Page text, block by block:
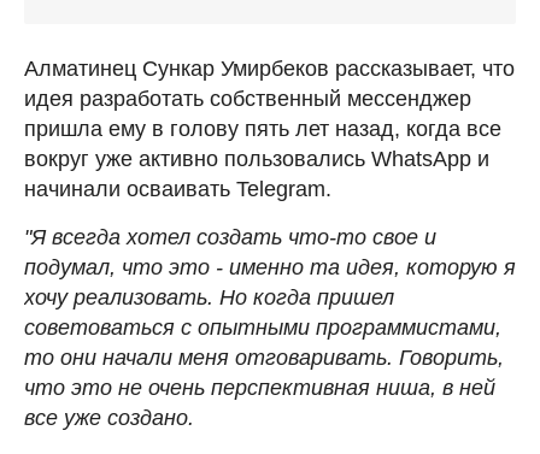
Алматинец Сункар Умирбеков рассказывает, что
идея разработать собственный мессенджер
пришла ему в голову пять лет назад, когда все
вокруг уже активно пользовались WhatsApp и
начинали осваивать Telegram.
"Я всегда хотел создать что-то свое и
подумал, что это - именно та идея, которую я
хочу реализовать. Но когда пришел
советоваться с опытными программистами,
то они начали меня отговаривать. Говорить,
что это не очень перспективная ниша, в ней
все уже создано.